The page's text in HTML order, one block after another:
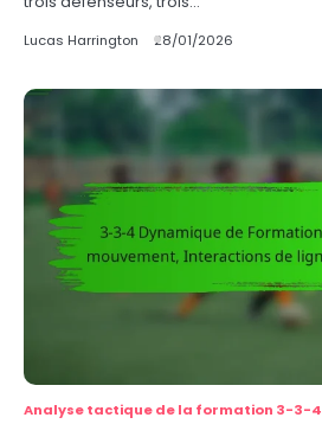
Lucas Harrington 28/01/2026
Analyse tactique de la formation 3-3-4